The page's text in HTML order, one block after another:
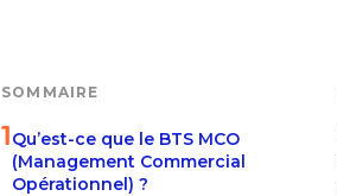
SOMMAIRE
1Qu’est-ce que le BTS MCO
(Management Commercial
Opérationnel) ?